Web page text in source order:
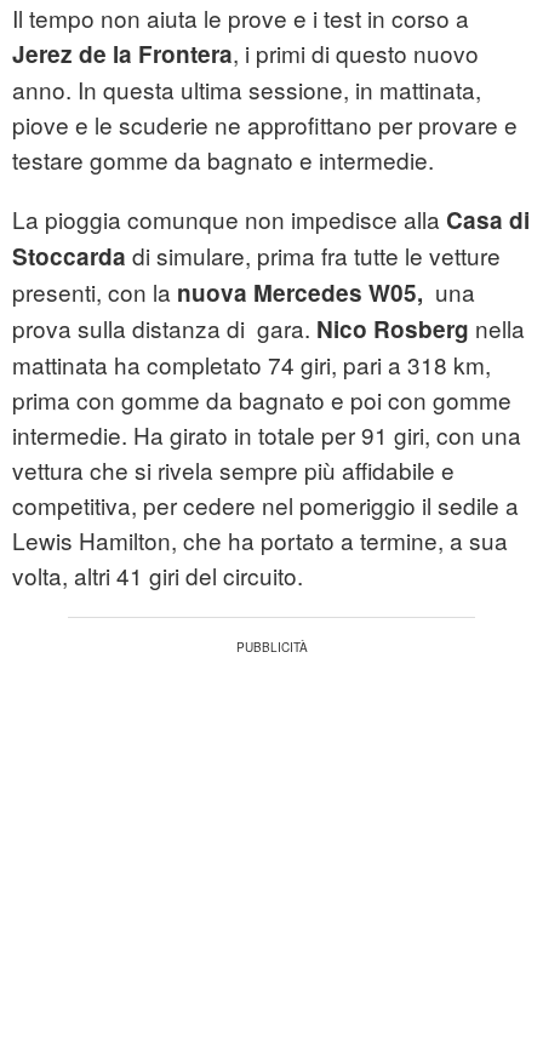
Il tempo non aiuta le prove e i test in corso a
Jerez de la Frontera, i primi di questo nuovo
anno. In questa ultima sessione, in mattinata,
piove e le scuderie ne approfittano per provare e
testare gomme da bagnato e intermedie.
La pioggia comunque non impedisce alla Casa di
Stoccarda di simulare, prima fra tutte le vetture
presenti, con la nuova Mercedes W05, una
prova sulla distanza di gara. Nico Rosberg nella
mattinata ha completato 74 giri, pari a 318 km,
prima con gomme da bagnato e poi con gomme
intermedie. Ha girato in totale per 91 giri, con una
vettura che si rivela sempre più affidabile e
competitiva, per cedere nel pomeriggio il sedile a
Lewis Hamilton, che ha portato a termine, a sua
volta, altri 41 giri del circuito.